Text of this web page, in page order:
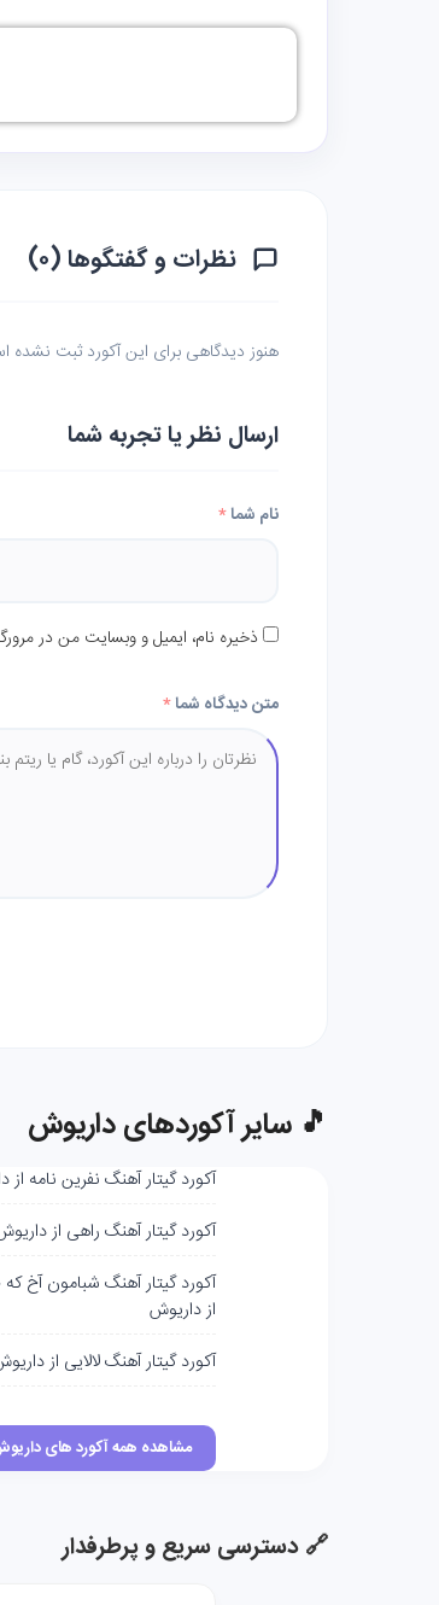
نظرات و گفتگوها (۰)
هنوز دیدگاهی برای این آکورد ثبت نشده
ارسال نظر یا تجربه شما
نام شما*
ذخیره نام، ایمیل و وبسایت من در
متن دیدگاه شما*
🎵 سایر آکوردهای داریوش
آکورد گیتار آهنگ نفرین نامه از
آکورد گیتار آهنگ راهی از
آکورد گیتار آهنگ شبامون آخ
از داریوش
آکورد گیتار آهنگ لالایی از
مشاهده همه آکورد های
🔗 دسترسی سریع و پرطرفدار